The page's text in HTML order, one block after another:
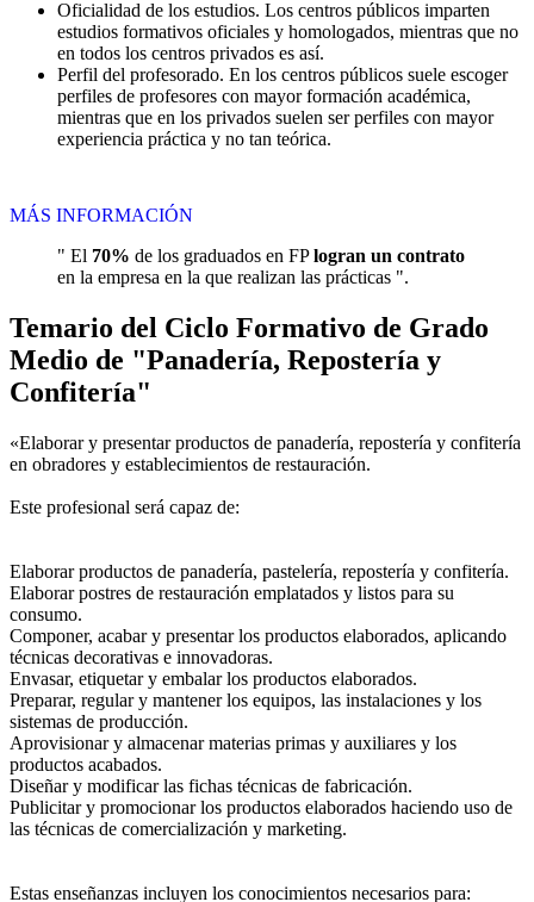
Oficialidad de los estudios. Los centros públicos imparten
estudios formativos oficiales y homologados, mientras que no
en todos los centros privados es así.
Perfil del profesorado. En los centros públicos suele escoger
perfiles de profesores con mayor formación académica,
mientras que en los privados suelen ser perfiles con mayor
experiencia práctica y no tan teórica.
MÁS INFORMACIÓN
" El 70% de los graduados en FPlogran un contrato
en la empresa en la que realizan las prácticas ".
Temario del Ciclo Formativo de Grado
Medio de "Panadería, Repostería y
Confitería"
«Elaborar y presentar productos de panadería, repostería y confitería
en obradores y establecimientos de restauración.
Este profesional será capaz de:
Elaborar productos de panadería, pastelería, repostería y confitería.
Elaborar postres de restauración emplatados y listos para su
consumo.
Componer, acabar y presentar los productos elaborados, aplicando
técnicas decorativas e innovadoras.
Envasar, etiquetar y embalar los productos elaborados.
Preparar, regular y mantener los equipos, las instalaciones y los
sistemas de producción.
Aprovisionar y almacenar materias primas y auxiliares y los
productos acabados.
Diseñar y modificar las fichas técnicas de fabricación.
Publicitar y promocionar los productos elaborados haciendo uso de
las técnicas de comercialización y marketing.
Estas enseñanzas incluyen los conocimientos necesarios para: